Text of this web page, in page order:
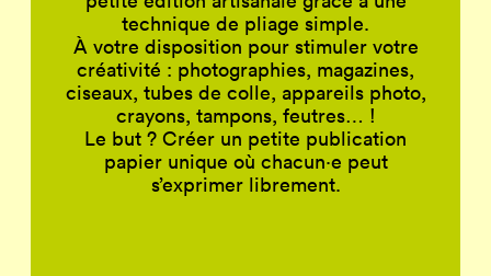
technique de pliage simple.
À votre disposition pour stimuler votre
créativité : photographies, magazines,
ciseaux, tubes de colle, appareils photo,
crayons, tampons, feutres… !
Le but ? Créer un petite publication
papier unique où chacun·e peut
s’exprimer librement.